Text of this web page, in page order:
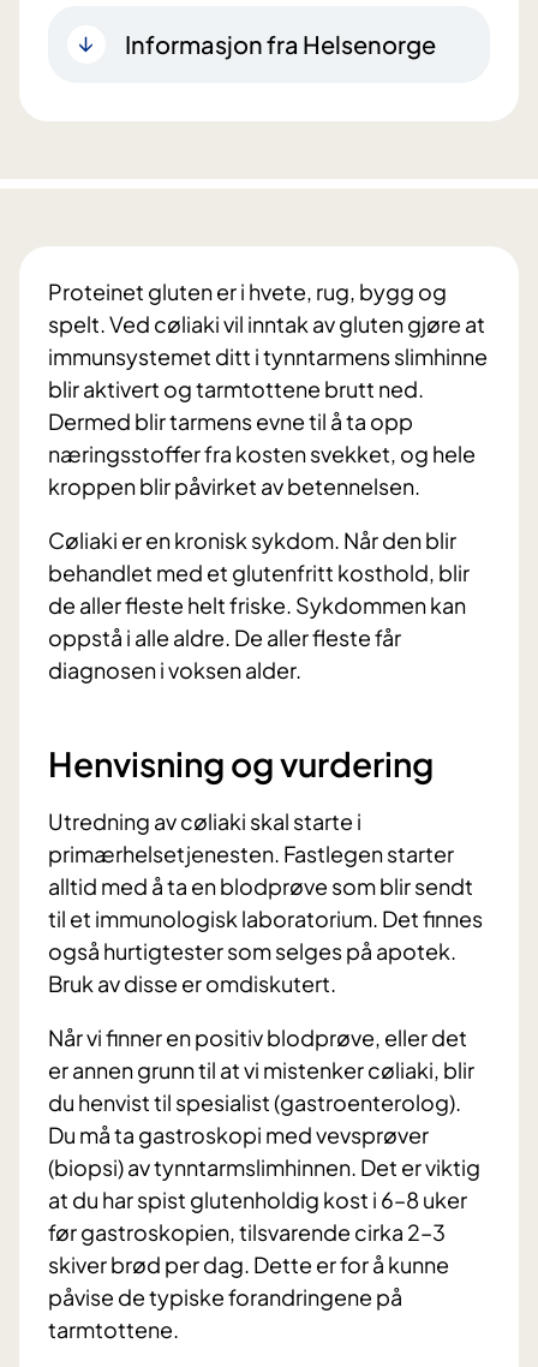
Informasjon fra Helsenorge
Proteinet gluten er i hvete, rug, bygg og
spelt. Ved cøliaki vil inntak av gluten gjøre at
immunsystemet ditt i tynntarmens slimhinne
blir aktivert og tarmtottene brutt ned.
Dermed blir tarmens evne til å ta opp
næringsstoffer fra kosten svekket, og hele
kroppen blir påvirket av betennelsen.
Cøliaki er en kronisk sykdom. Når den blir
behandlet med et glutenfritt kosthold, blir
de aller fleste helt friske. Sykdommen kan
oppstå i alle aldre. De aller fleste får
diagnosen i voksen alder.
Henvisning og vurdering
Utredning av cøliaki skal starte i
primærhelsetjenesten. Fastlegen starter
alltid med å ta en blodprøve som blir sendt
til et immunologisk laboratorium. Det finnes
også hurtigtester som selges på apotek.
Bruk av disse er omdiskutert.
Når vi finner en positiv blodprøve, eller det
er annen grunn til at vi mistenker cøliaki, blir
du henvist til spesialist (gastroenterolog).
Du må ta gastroskopi med vevsprøver
(biopsi) av tynntarmslimhinnen. Det er viktig
at du har spist glutenholdig kost i 6–8 uker
før gastroskopien, tilsvarende cirka 2–3
skiver brød per dag. Dette er for å kunne
påvise de typiske forandringene på
tarmtottene.